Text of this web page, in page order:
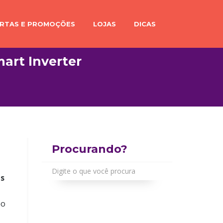
E PROMOÇÕES LOJAS DICAS
Inverter
Procurando?